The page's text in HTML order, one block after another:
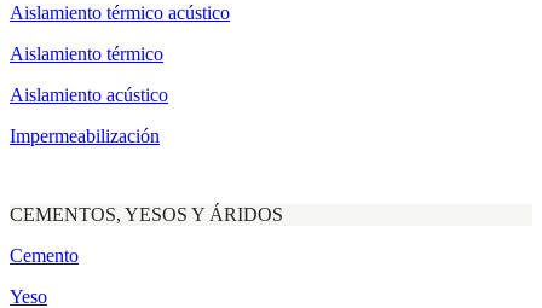
Aislamiento térmico acústico
Aislamiento térmico
Aislamiento acústico
Impermeabilización
CEMENTOS, YESOS Y ÁRIDOS
Cemento
Yeso